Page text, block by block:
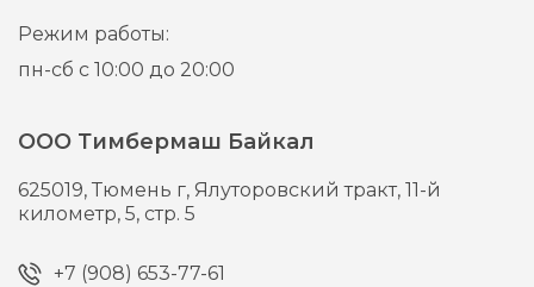
Режим работы:
пн-сб с 10:00 до 20:00
ООО Тимбермаш Байкал
625019,Тюмень г, Ялуторовский тракт, 11-й
километр, 5, стр. 5
+7 (908) 653-77-61